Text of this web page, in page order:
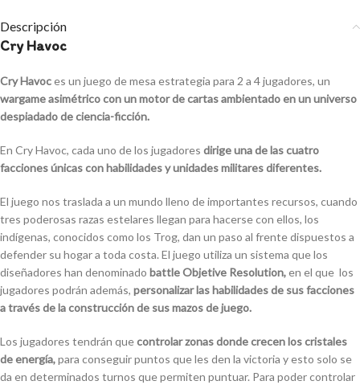
Descripción
Cry Havoc
CryHavoces un juego de mesa estrategia para 2 a 4 jugadores, un
wargame asimétrico con un motor de cartas ambientado en un universo
despiadado de ciencia-ficción.
En Cry Havoc, cada uno de los jugadores dirige una de las cuatro
facciones únicas con habilidades y unidades militares diferentes.
El juego nos traslada a un mundo lleno de importantes recursos, cuando
tres poderosas razas estelares llegan para hacerse con ellos, los
indígenas, conocidos como los Trog, dan un paso al frente dispuestos a
defender su hogar a toda costa. El juego utiliza un sistema que los
diseñadores han denominado battle Objetive Resolution,en el que los
jugadores podrán además, personalizar las habilidades de sus facciones
a través de la construcción de sus mazos de juego.
Los jugadores tendrán quecontrolar zonas donde crecen los cristales
de energía,para conseguir puntos que les den la victoria y esto solo se
da en determinados turnos que permiten puntuar. Para poder controlar